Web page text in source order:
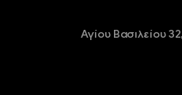
Αγίου Βασιλείου 32,